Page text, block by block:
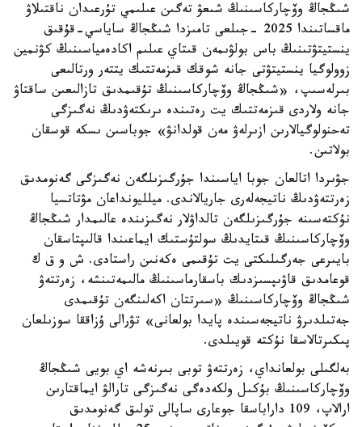
شىڭجاڭ وۆچاركاسىنىڭ شىعۋ تەگىن عىلىمي تۇرعىدان ناقتىلاۋ
ماقساتىندا 2025 -جىلعى تامىزدا شىڭجاڭ ساياسي-قۇقىق
ينستيتۋتىنىڭ باس بولۋىمەن قىتاي عىلىم اكادەمياسىنىڭ كۋنمين
زوولوگيا ينستيتۋتى جانە شوقك قىزمەتتىك يتتەر ورتالىعى
بىرلەسىپ، «شىڭجاڭ وۆچاركاسىنىڭ تۇقىمدىق تازالىعىن ساقتاۋ
جانە ولاردى قىزمەتتىك يت رەتىندە ىرىكتەۋدىڭ نەگىزگى
تەحنولوگيالارىن ازىرلەۋ مەن قولدانۋ» جوباسىن ىسكە قوسقان
بولاتىن.
جۋىردا اتالعان جوبا اياسىندا جۇرگىزىلگەن نەگىزگى گەنومدىق
زەرتتەۋدىڭ ناتيجەلەرى جاريالاندى. ميلليونداعان مۋتاتسيا
نۇكتەسىنە جۇرگىزىلگەن تالداۋلار نەگىزىندە عالىمدار شىڭجاڭ
وۆچاركاسىنىڭ قىتايدىڭ سولتۇستىك ايماعىندا قالىپتاسقان
بايىرعى جەرگىلىكتى يت تۇقىمى ەكەنىن راستادى. ش و ق ك
قوعامدىق قاۋىپسىزدىك باسقارماسىنىڭ مالىمەتىنشە، زەرتتەۋ
شىڭجاڭ وۆچاركاسىنىڭ «سىرتتان اكەلىنگەن تۇقىمدى
جەتىلدىرۋ ناتيجەسىندە پايدا بولعانى» تۋرالى ۇزاققا سوزىلعان
پىكىرتالاسقا نۇكتە قويىلدى.
بەلگىلى بولعانداي، زەرتتەۋ توبى بىرنەشە اي بويى شىڭجاڭ
وۆچاركاسىنىڭ بۇكىل ولكەدەگى نەگىزگى تارالۋ ايماقتارىن
ارالاپ، 109 داراباسقا جوعارى ساپالى تولىق گەنومدىق